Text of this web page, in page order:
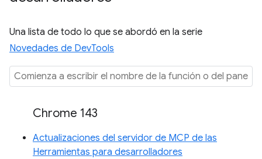
Una lista de todo lo que se abordó en la serie
Novedades de DevTools
Chrome 143
Actualizaciones del servidor de MCP de las
Herramientas para desarrolladores